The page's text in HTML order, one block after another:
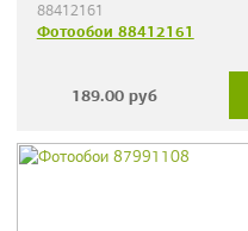
88412161
Фотообои 88412161
189.00 руб